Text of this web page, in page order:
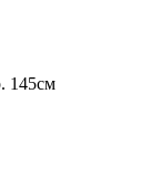
145см